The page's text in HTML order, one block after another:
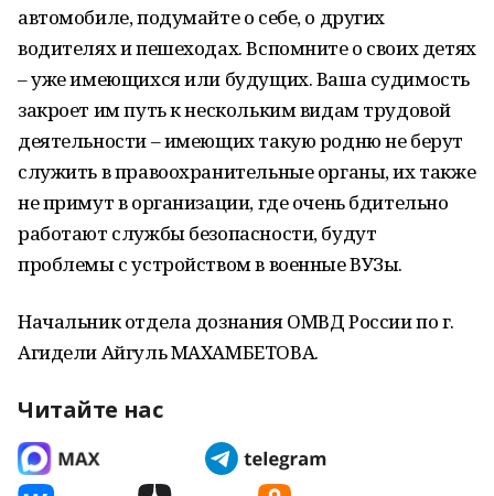
автомобиле, подумайте о себе, о других
водителях и пешеходах. Вспомните о своих детях
– уже имеющихся или будущих. Ваша судимость
закроет им путь к нескольким видам трудовой
деятельности – имеющих такую родню не берут
служить в правоохранительные органы, их также
не примут в организации, где очень бдительно
работают службы безопасности, будут
проблемы с устройством в военные ВУЗы.
Начальник отдела дознания ОМВД России по г.
Агидели Айгуль МАХАМБЕТОВА.
Читайте нас